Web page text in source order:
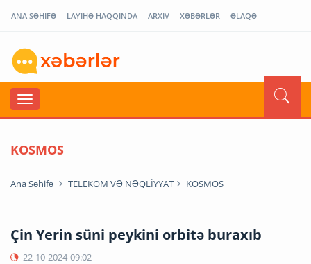
ANA SƏHİFƏ LAYİHƏ HAQQINDA ARXİV XƏBƏRLƏR ƏLAQƏ
KOSMOS
Ana Səhifə TELEKOM VƏ NƏQLİYYAT KOSMOS
Çin Yerin süni peykini orbitə buraxıb
22-10-2024 09:02